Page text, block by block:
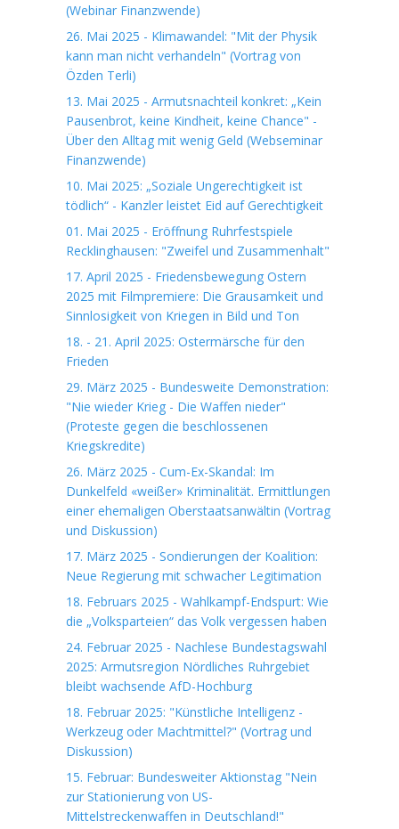
(Webinar Finanzwende)
26. Mai 2025 - Klimawandel: "Mit der Physik
kann man nicht verhandeln" (Vortrag von
Özden Terli)
13. Mai 2025 - Armutsnachteil konkret: „Kein
Pausenbrot, keine Kindheit, keine Chance" -
Über den Alltag mit wenig Geld (Webseminar
Finanzwende)
10. Mai 2025: „Soziale Ungerechtigkeit ist
tödlich“ - Kanzler leistet Eid auf Gerechtigkeit
01. Mai 2025 - Eröffnung Ruhrfestspiele
Recklinghausen: "Zweifel und Zusammenhalt"
17. April 2025 - Friedensbewegung Ostern
2025 mit Filmpremiere: Die Grausamkeit und
Sinnlosigkeit von Kriegen in Bild und Ton
18. - 21. April 2025: Ostermärsche für den
Frieden
29. März 2025 - Bundesweite Demonstration:
"Nie wieder Krieg - Die Waffen nieder"
(Proteste gegen die beschlossenen
Kriegskredite)
26. März 2025 - Cum-Ex-Skandal: Im
Dunkelfeld «weißer» Kriminalität. Ermittlungen
einer ehemaligen Oberstaatsanwältin (Vortrag
und Diskussion)
17. März 2025 - Sondierungen der Koalition:
Neue Regierung mit schwacher Legitimation
18. Februars 2025 - Wahlkampf-Endspurt: Wie
die „Volksparteien“ das Volk vergessen haben
24. Februar 2025 - Nachlese Bundestagswahl
2025: Armutsregion Nördliches Ruhrgebiet
bleibt wachsende AfD-Hochburg
18. Februar 2025: "Künstliche Intelligenz -
Werkzeug oder Machtmittel?" (Vortrag und
Diskussion)
15. Februar: Bundesweiter Aktionstag "Nein
zur Stationierung von US-
Mittelstreckenwaffen in Deutschland!"